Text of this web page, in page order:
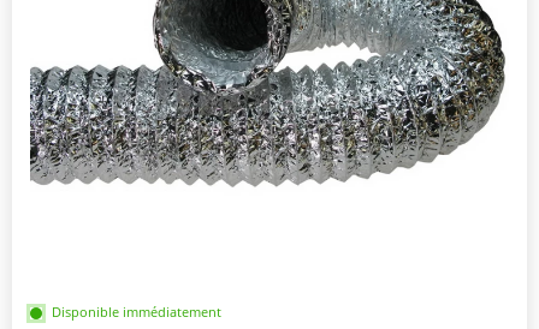
Disponible immédiatement